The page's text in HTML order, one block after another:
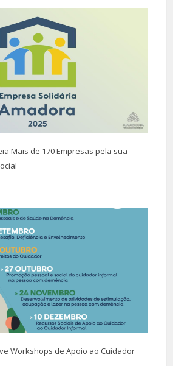
Mais de 170 Empresas pela sua
Workshops de Apoio ao Cuidador